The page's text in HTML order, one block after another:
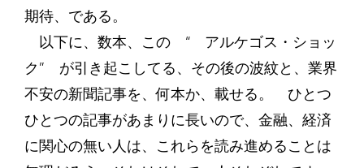
期待、である。
以下に、数本、この “ アルケゴス・ショッ
ク” が引き起こしてる、その後の波紋と、業界
不安の新聞記事を、何本か、載せる。 ひとつ
ひとつの記事があまりに長いので、金融、経済
に関心の無い人は、これらを読み進めることは